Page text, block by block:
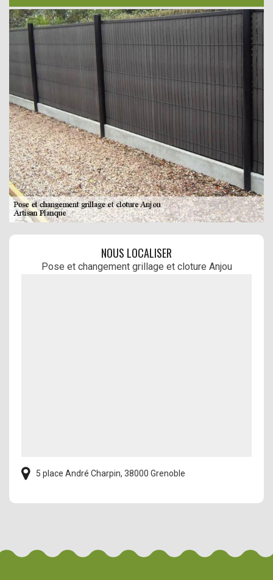
NOUS LOCALISER
Pose et changement grillage et cloture Anjou
5 place André Charpin, 38000 Grenoble